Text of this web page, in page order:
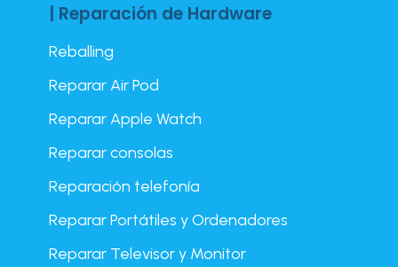
| Reparación de Hardware
Reballing
Reparar Air Pod
Reparar Apple Watch
Reparar consolas
Reparación telefonía
Reparar Portátiles y Ordenadores
Reparar Televisor y Monitor